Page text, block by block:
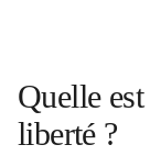
Quelle
liberté ?